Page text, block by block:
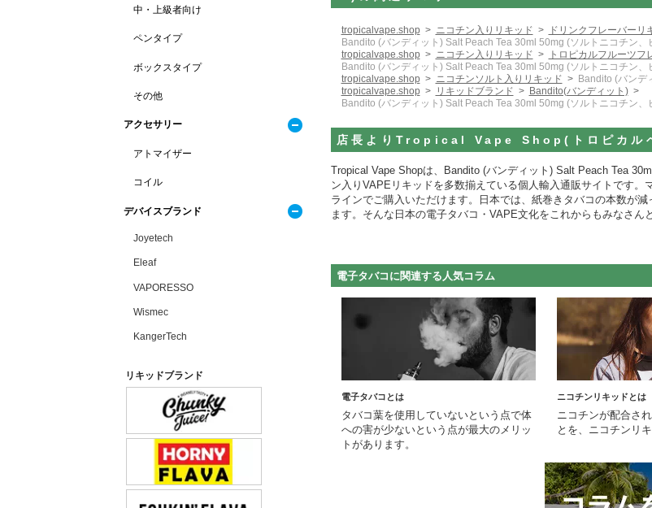
tropicalvape.shop ニコチン入りリキッド
ドリンクフレーバーリ
Bandito (バンディット) Salt Peach Tea 30ml 50mg (ソルトニコチン、
tropicalvape.shop
ニコチン入りリキッド
トロピカルフルーツフ
Bandito (バンディット) Salt Peach Tea 30ml 50mg (ソルトニコチン、
tropicalvape.shop
ニコチンソルト入りリキッド
Bandito (バンデ
tropicalvape.shop
リキッドブランド
Bandito(バンディット)
Bandito (バンディット) Salt Peach Tea 30ml 50mg (ソルトニコチン、
店長よりTropical Vape Shop(トロピカルベ
Tropical Vape Shopは、Bandito (バンディット) Salt Peach Tea
ン入りVAPEリキッドを多数揃えている個人輸入通販サイトです
ラインでご購入いただけます。日本では、紙巻きタバコの本数が
ます。そんな日本の電子タバコ・VAPE文化をこれからもみなさん
電子タバコに関連する人気コラム
電子タバコとは
タバコ葉を使用していないという点で体
への害が少ないという点が最大のメリッ
トがあります。
ニコチンリキッドとは
ニコチンが配合さ
とを、ニコチンリ
中・上級者向け
ペンタイプ
ボックスタイプ
その他
アクセサリー
アトマイザー
コイル
デバイスブランド
Joyetech
Eleaf
VAPORESSO
Wismec
KangerTech
リキッドブランド